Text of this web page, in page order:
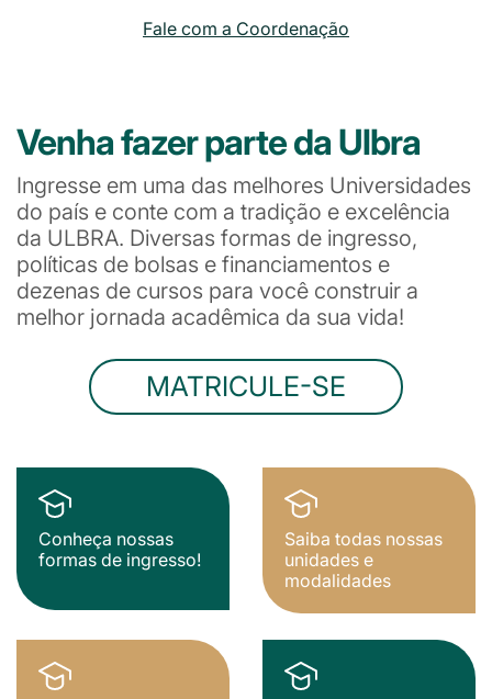
Fale com a Coordenação
Venha fazer parte da Ulbra
Ingresse em uma das melhores Universidades
do país e conte com a tradição e excelência
da ULBRA. Diversas formas de ingresso,
políticas de bolsas e financiamentos e
dezenas de cursos para você construir a
melhor jornada acadêmica da sua vida!
MATRICULE-SE
Conheça nossas
formas de ingresso!
Saiba todas nossas
unidades e
modalidades